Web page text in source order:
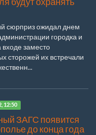
сюрприз ожидал днем
городка и
входе заместо
сторожей их встречали
12:50
ЗАГС появится
до конца года